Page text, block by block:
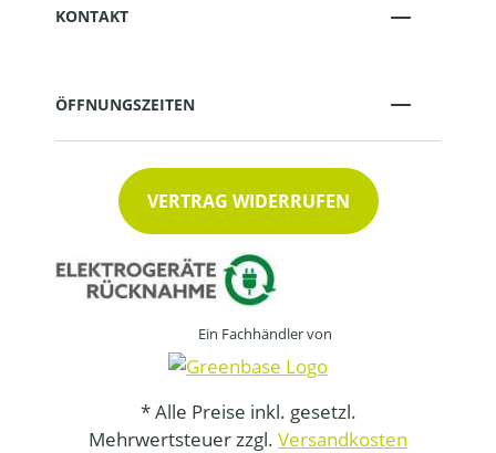
KONTAKT
ÖFFNUNGSZEITEN
VERTRAG WIDERRUFEN
Ein Fachhändler von
* Alle Preise inkl. gesetzl.
Mehrwertsteuer zzgl. Versandkosten